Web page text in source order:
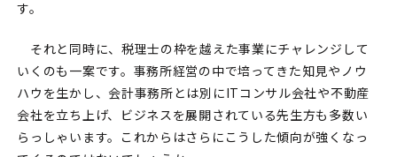
す。
それと同時に、税理士の枠を越えた事業にチャレンジして
いくのも一案です。事務所経営の中で培ってきた知見やノウ
ハウを生かし、会計事務所とは別にITコンサル会社や不動産
会社を立ち上げ、ビジネスを展開されている先生方も多数い
らっしゃいます。これからはさらにこうした傾向が強くなっ